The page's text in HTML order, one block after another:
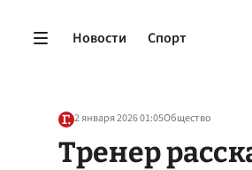
Новости Спорт
2 января 2026 01:05Общество
Тренер